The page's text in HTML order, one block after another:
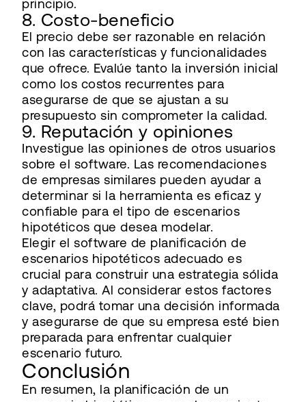
principio.
8. Costo-beneficio
El precio debe ser razonable en relación
con las características y funcionalidades
que ofrece. Evalúe tanto la inversión inicial
como los costos recurrentes para
asegurarse de que se ajustan a su
presupuesto sin comprometer la calidad.
9. Reputación y opiniones
Investigue las opiniones de otros usuarios
sobre el software. Las recomendaciones
de empresas similares pueden ayudar a
determinar si la herramienta es eficaz y
confiable para el tipo de escenarios
hipotéticos que desea modelar.
Elegir el software de planificación de
escenarios hipotéticos adecuado es
crucial para construir una estrategia sólida
y adaptativa. Al considerar estos factores
clave, podrá tomar una decisión informada
y asegurarse de que su empresa esté bien
preparada para enfrentar cualquier
escenario futuro.
Conclusión
En resumen, la planificación de un